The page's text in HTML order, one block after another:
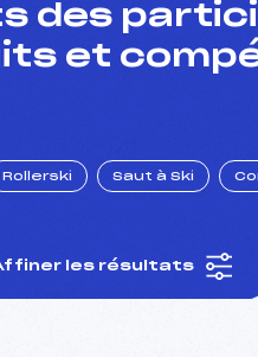
des
et
Rollerski Saut à Ski
les résultats